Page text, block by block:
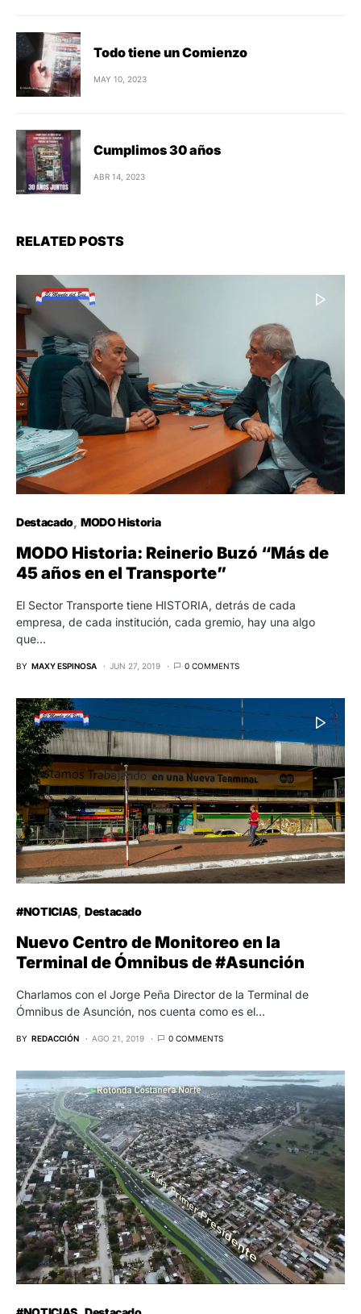
Todo tiene un Comienzo
MAY 10, 2023
Cumplimos 30 años
ABR 14, 2023
RELATED POSTS
Destacado MODO Historia
MODO Historia: Reinerio Buzó “Más de
45 años en el Transporte”
El Sector Transporte tiene HISTORIA, detrás de cada
empresa, de cada institución, cada gremio, hay una algo
que…
BY MAXY ESPINOSA JUN 27, 2019 0 COMMENTS
#NOTICIAS Destacado
Nuevo Centro de Monitoreo en la
Terminal de Ómnibus de #Asunción
Charlamos con el Jorge Peña Director de la Terminal de
Ómnibus de Asunción, nos cuenta como es el…
BY REDACCIÓN AGO 21, 2019 0 COMMENTS